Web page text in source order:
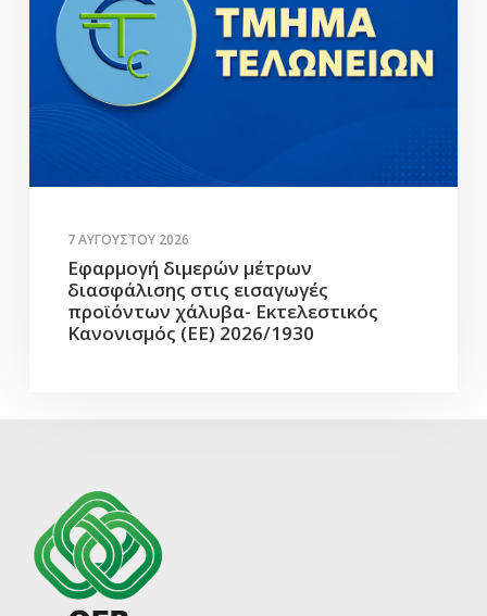
7 ΑΥΓΟΎΣΤΟΥ 2026
Εφαρμογή διμερών μέτρων
διασφάλισης στις εισαγωγές
προϊόντων χάλυβα- Εκτελεστικός
Κανονισμός (ΕΕ) 2026/1930